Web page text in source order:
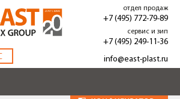
основному
содержанию
отдел продаж
+7 (495) 772-79-89
сервис и зип
+7 (495) 249-11-36
info@east-plast.ru